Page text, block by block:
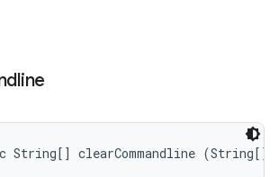
clearCommandline (String[]